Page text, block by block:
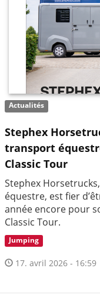
Actualités
Stephex
transport
Classic Tour
Stephex
équestre, est fier
année encore pour
Classic Tour.
Jumping
17. avril 2026 - 16:59